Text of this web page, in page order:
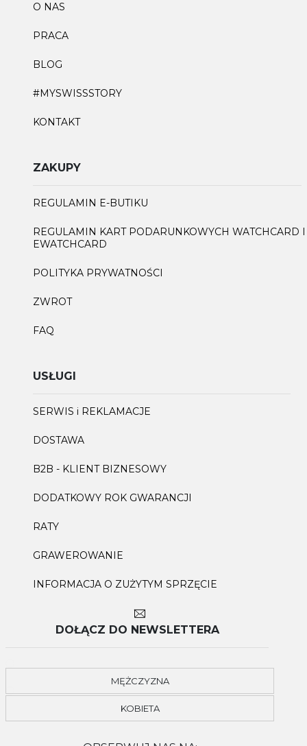
O NAS
PRACA
BLOG
#MYSWISSSTORY
KONTAKT
ZAKUPY
REGULAMIN E-BUTIKU
REGULAMIN KART PODARUNKOWYCH WATCHCARD I
EWATCHCARD
POLITYKA PRYWATNOŚCI
ZWROT
FAQ
USŁUGI
SERWIS i REKLAMACJE
DOSTAWA
B2B - KLIENT BIZNESOWY
DODATKOWY ROK GWARANCJI
RATY
GRAWEROWANIE
INFORMACJA O ZUŻYTYM SPRZĘCIE
DOŁĄCZ DO NEWSLETTERA
MĘŻCZYZNA
KOBIETA